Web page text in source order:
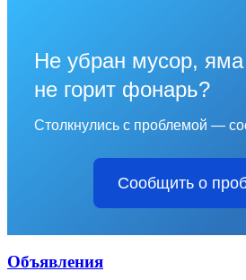
Не убран мусор, яма
не горит фонарь?
Столкнулись с проблемой —
Сообщить о
Объявления